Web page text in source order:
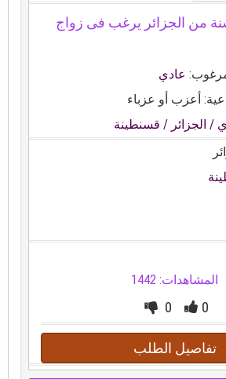
اعزب 35 سنة من الجزائر يرغب فى زواج
عادي
أعزب أو عزباء
/ الجزائر / قسنطينة
المشاهدات: 1442
0
0
تفاصيل الطلب